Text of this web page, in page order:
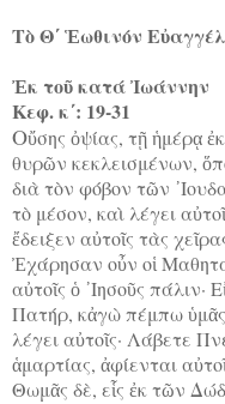
Τὸ Θ΄ Ἑωθινόν
Ἐκ τοῦ κατά Ἰωάννην
Κεφ. κ΄: 19-31
Οὔσης ὀψίας, τῇ ἡμέρᾳ
θυρῶν κεκλεισμένων,
διὰ τὸν φόβον τῶν
τὸ μέσον, καὶ λέγει
ἔδειξεν αὐτοῖς τὰς
Ἐχάρησαν οὖν οἱ
αὐτοῖς ὁ ᾿Ιησοῦς πάλιν·
Πατήρ, κἀγὼ πέμπω
λέγει αὐτοῖς· Λάβετε
ἁμαρτίας, ἀφίενται
Θωμᾶς δὲ, εἷς ἐκ τῶν